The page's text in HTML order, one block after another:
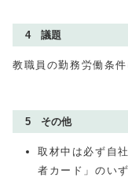
4 議題
教職員の勤務労働条
5 その他
取材中は必ず自
者カード」のい